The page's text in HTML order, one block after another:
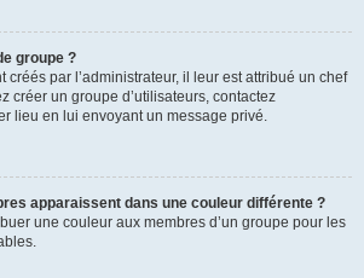
groupe ?
créés par l’administrateur, il leur est attribué un chef
créer un groupe d’utilisateurs, contactez
lieu en lui envoyant un message privé.
apparaissent dans une couleur différente ?
une couleur aux membres d’un groupe pour les